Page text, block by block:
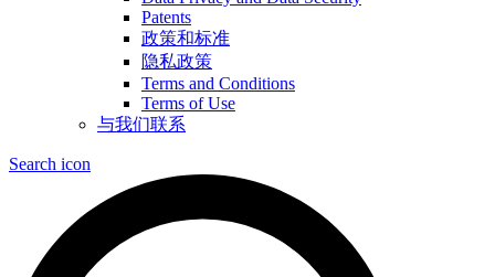
Patents
政策和标准
隐私政策
Terms and Conditions
Terms of Use
与我们联系
Search icon